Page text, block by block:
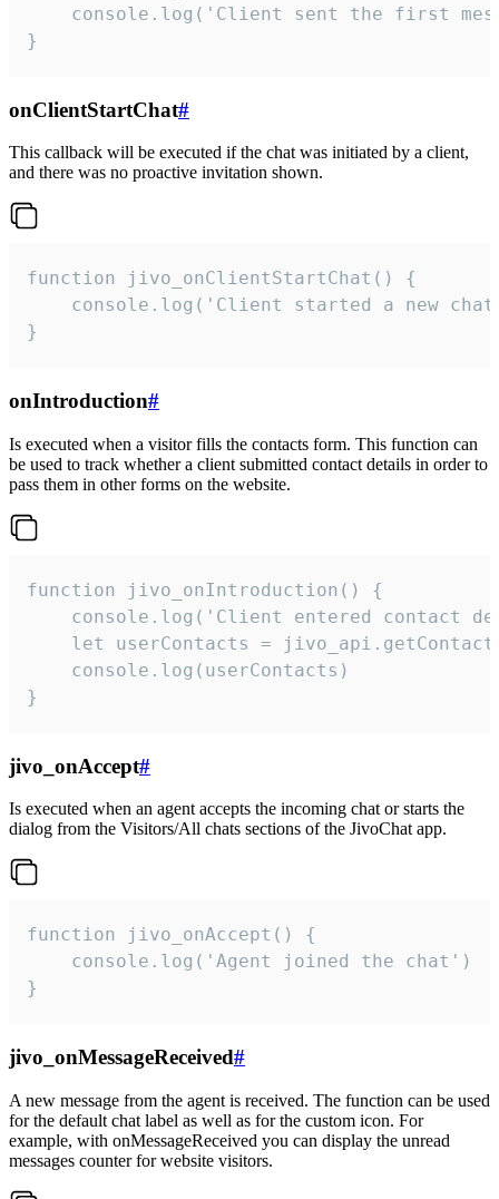
console.log('Client sent the first
}
onClientStartChat#
This callback will be executed if the chat was initiated by a client,
and there was no proactive invitation shown.
function jivo_onClientStartChat() {
console.log('Client started a new
}
onIntroduction#
Is executed when a visitor fills the contacts form. This function can
be used to track whether a client submitted contact details in order to
pass them in other forms on the website.
function jivo_onIntroduction() {
console.log('Client entered contact
let userContacts =
    console.log(userContacts)
}
jivo_onAccept#
Is executed when an agent accepts the incoming chat or starts the
dialog from the Visitors/All chats sections of the JivoChat app.
function jivo_onAccept() {
}
jivo_onMessageReceived#
A new message from the agent is received. The function can be used
for the default chat label as well as for the custom icon. For
example, with onMessageReceived you can display the unread
messages counter for website visitors.